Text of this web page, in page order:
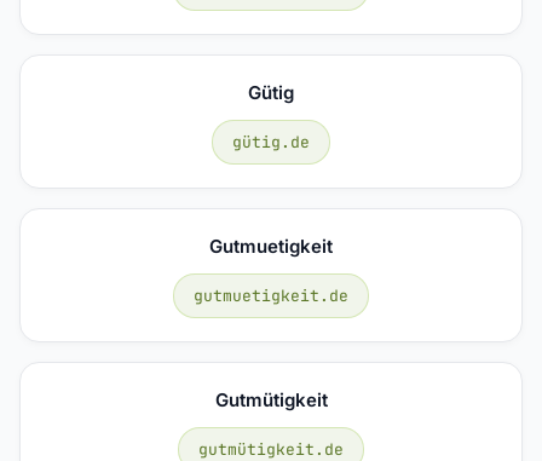
Gütig
gütig.de
Gutmuetigkeit
gutmuetigkeit.de
Gutmütigkeit
gutmütigkeit.de